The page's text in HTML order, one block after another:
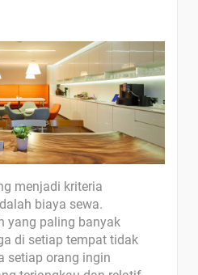
menjadi kriteria
biaya sewa.
yang paling banyak
di setiap tempat tidak
setiap orang ingin